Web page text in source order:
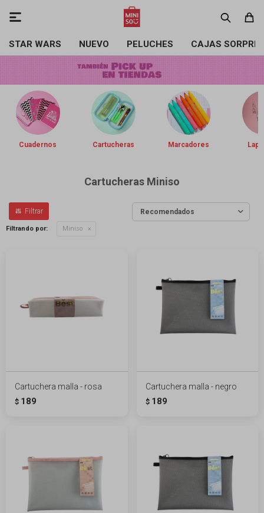
STAR WARS NUEVO PELUCHES CAJAS

Cuadernos Cartucheras Marcadores
Cartucheras Miniso
Recomendados
Filtrando por: Miniso
Cartuchera malla - rosa
$ 189
Cartuchera malla - negro
$ 189